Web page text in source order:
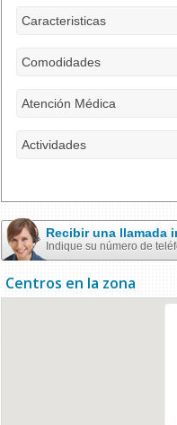
Caracteristicas
Comodidades
Atención Médica
Actividades
Recibir una llamada
Indique su número de
Centros en la zona